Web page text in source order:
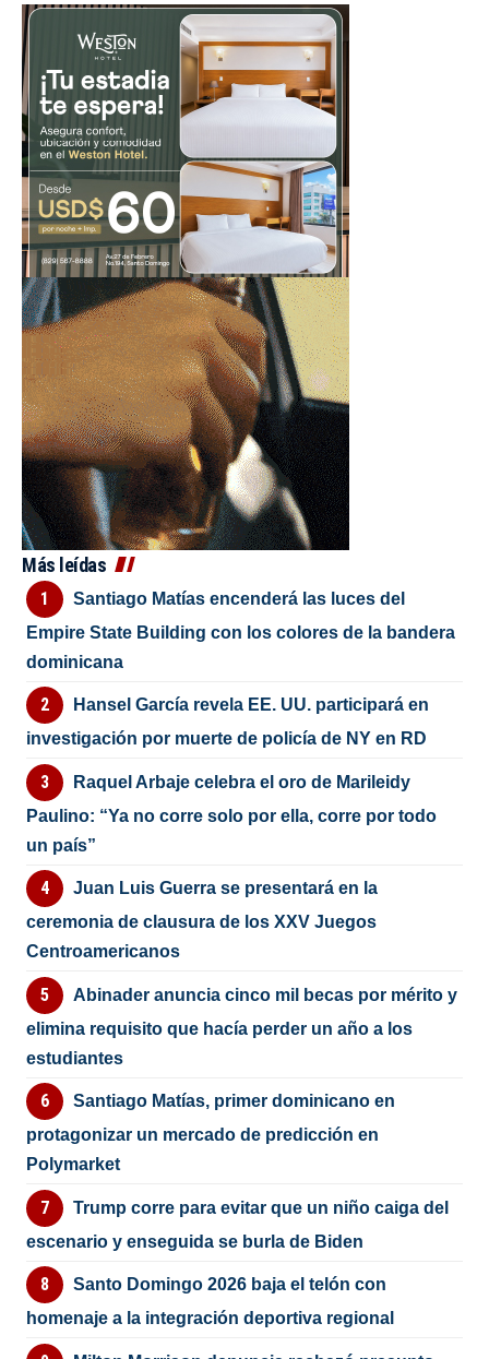
Más leídas
Santiago Matías encenderá las luces del
Empire State Building con los colores de la bandera
dominicana
Hansel García revela EE. UU. participará en
investigación por muerte de policía de NY en RD
Raquel Arbaje celebra el oro de Marileidy
Paulino: “Ya no corre solo por ella, corre por todo
un país”
Juan Luis Guerra se presentará en la
ceremonia de clausura de los XXV Juegos
Centroamericanos
Abinader anuncia cinco mil becas por mérito y
elimina requisito que hacía perder un año a los
estudiantes
Santiago Matías, primer dominicano en
protagonizar un mercado de predicción en
Polymarket
Trump corre para evitar que un niño caiga del
escenario y enseguida se burla de Biden
Santo Domingo 2026 baja el telón con
homenaje a la integración deportiva regional